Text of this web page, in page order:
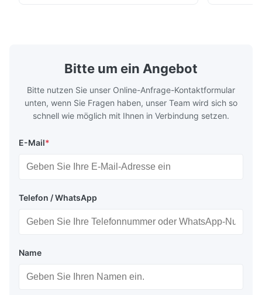
Bitte um ein Angebot
Bitte nutzen Sie unser Online-Anfrage-Kontaktformular
unten, wenn Sie Fragen haben, unser Team wird sich so
schnell wie möglich mit Ihnen in Verbindung setzen.
E-Mail*
Telefon / WhatsApp
Name